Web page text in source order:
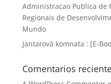
Administracao Publica de
Regionais de
Mundo
Jantarová komnata : [E-
Comentarios